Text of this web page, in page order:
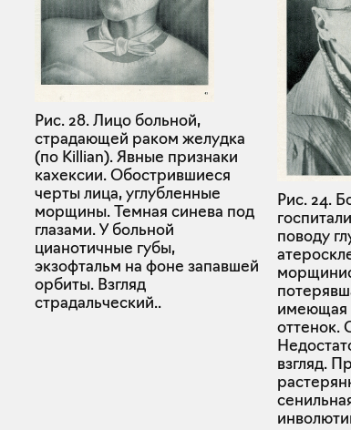
Рис. 28. Лицо больной,
страдающей раком желудка
(по Killian). Явные признаки
кахексии. Обострившиеся
черты лица, углубленные
морщины. Темная синева под
глазами. У больной
цианотичные губы,
экзофтальм на фоне запавшей
орбиты. Взгляд
страдальческий..
Рис. 24.
поводу
имеющая
оттенок.
взгляд.